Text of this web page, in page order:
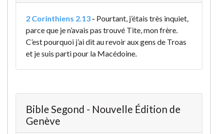
2 Corinthiens 2.13 - Pourtant, j’étais très inquiet,
parce que je n’avais pas trouvé Tite, mon frère.
C’est pourquoi j’ai dit au revoir aux gens de Troas
et je suis parti pour la Macédoine.
Bible Segond - Nouvelle Édition de
Genève